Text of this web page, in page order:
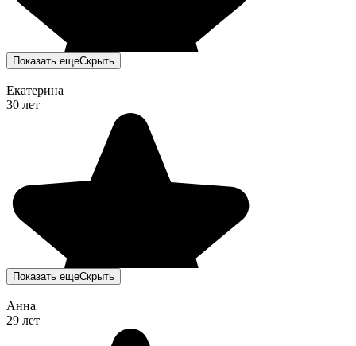
Показать ещеСкрыть
Екатерина
30 лет
Показать ещеСкрыть
Анна
29 лет